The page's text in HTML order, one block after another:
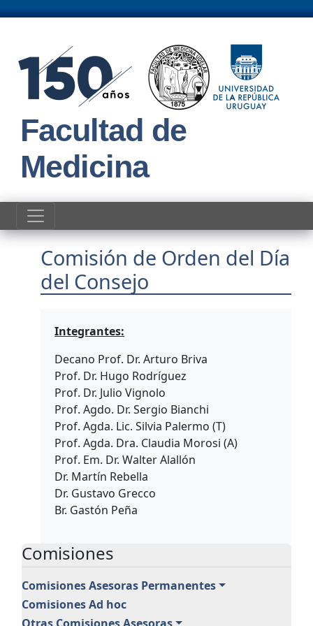
Facultad de
Medicina
Comisiones
Comisiones Asesoras Permanentes
Comisiones Ad hoc
Comisión de Orden del Día
del Consejo
Integrantes:
Decano Prof. Dr. Arturo Briva
Prof. Dr. Hugo Rodríguez
Prof. Dr. Julio Vignolo
Prof. Agdo. Dr. Sergio Bianchi
Prof. Agda. Lic. Silvia Palermo (T)
Prof. Agda. Dra. Claudia Morosi (A)
Prof. Em. Dr. Walter Alallón
Dr. Martín Rebella
Dr. Gustavo Grecco
Br. Gastón Peña